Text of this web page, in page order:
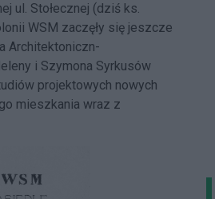
ul. Stołecznej (dziś ks.
WSM zaczęły się jeszcze
Architektoniczn-
i Szymona Syrkusów
projektowych nowych
mieszkania wraz z